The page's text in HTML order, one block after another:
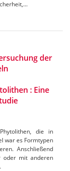
der
: Eine
die in
war es Formtypen
Anschließend
oder mit anderen